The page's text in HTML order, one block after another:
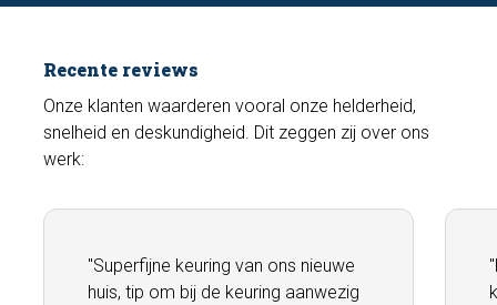
Recente reviews
Onze klanten waarderen vooral onze helderheid,
snelheid en deskundigheid. Dit zeggen zij over ons
werk:
"Superfijne keuring van ons nieuwe
huis, tip om bij de keuring aanwezig